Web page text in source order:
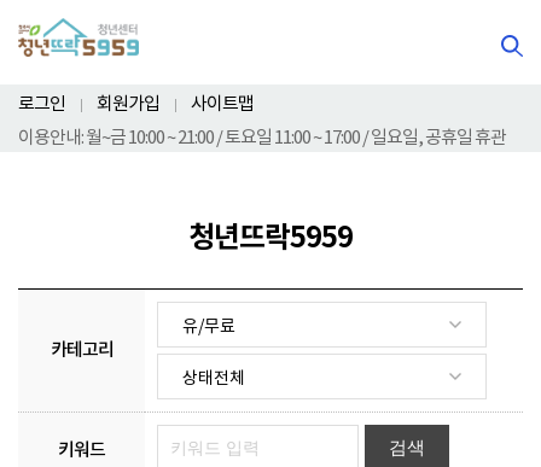
로그인 회원가입
사이트맵
이용안내: 월~금 10:00 ~ 21:00 / 토요일 11:00 ~ 17:00 / 일요일, 공휴일 휴관
청년뜨락5959
기
카테고리
키워드